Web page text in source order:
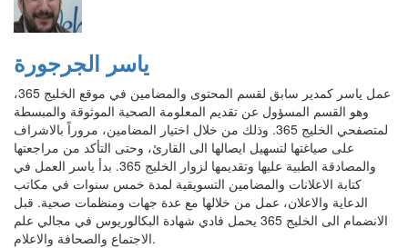
ياسر الجرجورة
عمل ياسر كمدير سابق لقسم المحتوى والمضامين في موقع الخليج 365،
وهو القسم المسؤول عن تقديم المعلومة الصحية الموثوقة والمبسطة
لمتصفحي الخليج 365. وذلك من خلال اختيار المضامين، مروراً بالاشراف
على صياغتها لتسهيل ايصالها الى القارئ، وحتى التأكد من مراجعتها
والمصادقة الطبية عليها وتقديمها لزوار الخليج 365. بدأ ياسر العمل في
كتابة الاعلانات والمضامين التسويقية لمدة خمس سنوات في مكاتب
الدعاية والاعلان، عمل من خلالها مع عدة جهات ومنظمات صحية. قبل
الانضمام الى الخليج 365 يحمل فادي شهادة البكالوريوس في مجالي علم
الاجتماع والصحافة والاعلام.